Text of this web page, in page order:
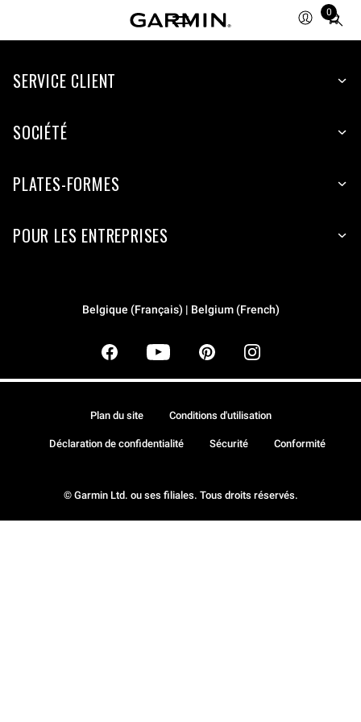
0
Total
items
cart:
SERVICE CLIENT
SOCIÉTÉ
PLATES-FORMES
POUR LES ENTREPRISES
Belgique (Français) | Belgium (French)
© Garmin Ltd. ou ses filiales. Tous droits réservés.
Plan du site Conditions d'utilisation
Déclaration de confidentialité Sécurité Conformité